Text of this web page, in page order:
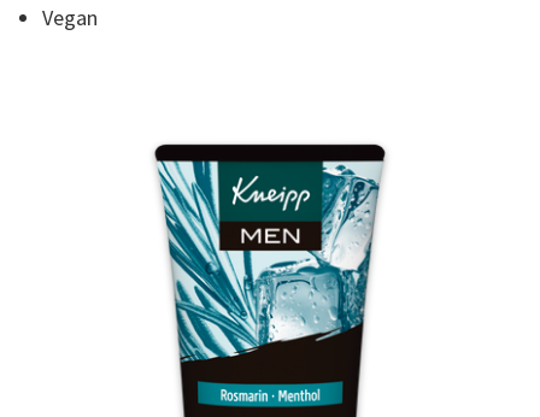
la
Vegan